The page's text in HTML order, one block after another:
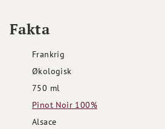
Frankrig
Økologisk
750 ml
Pinot Noir 100%
Alsace
Fakta